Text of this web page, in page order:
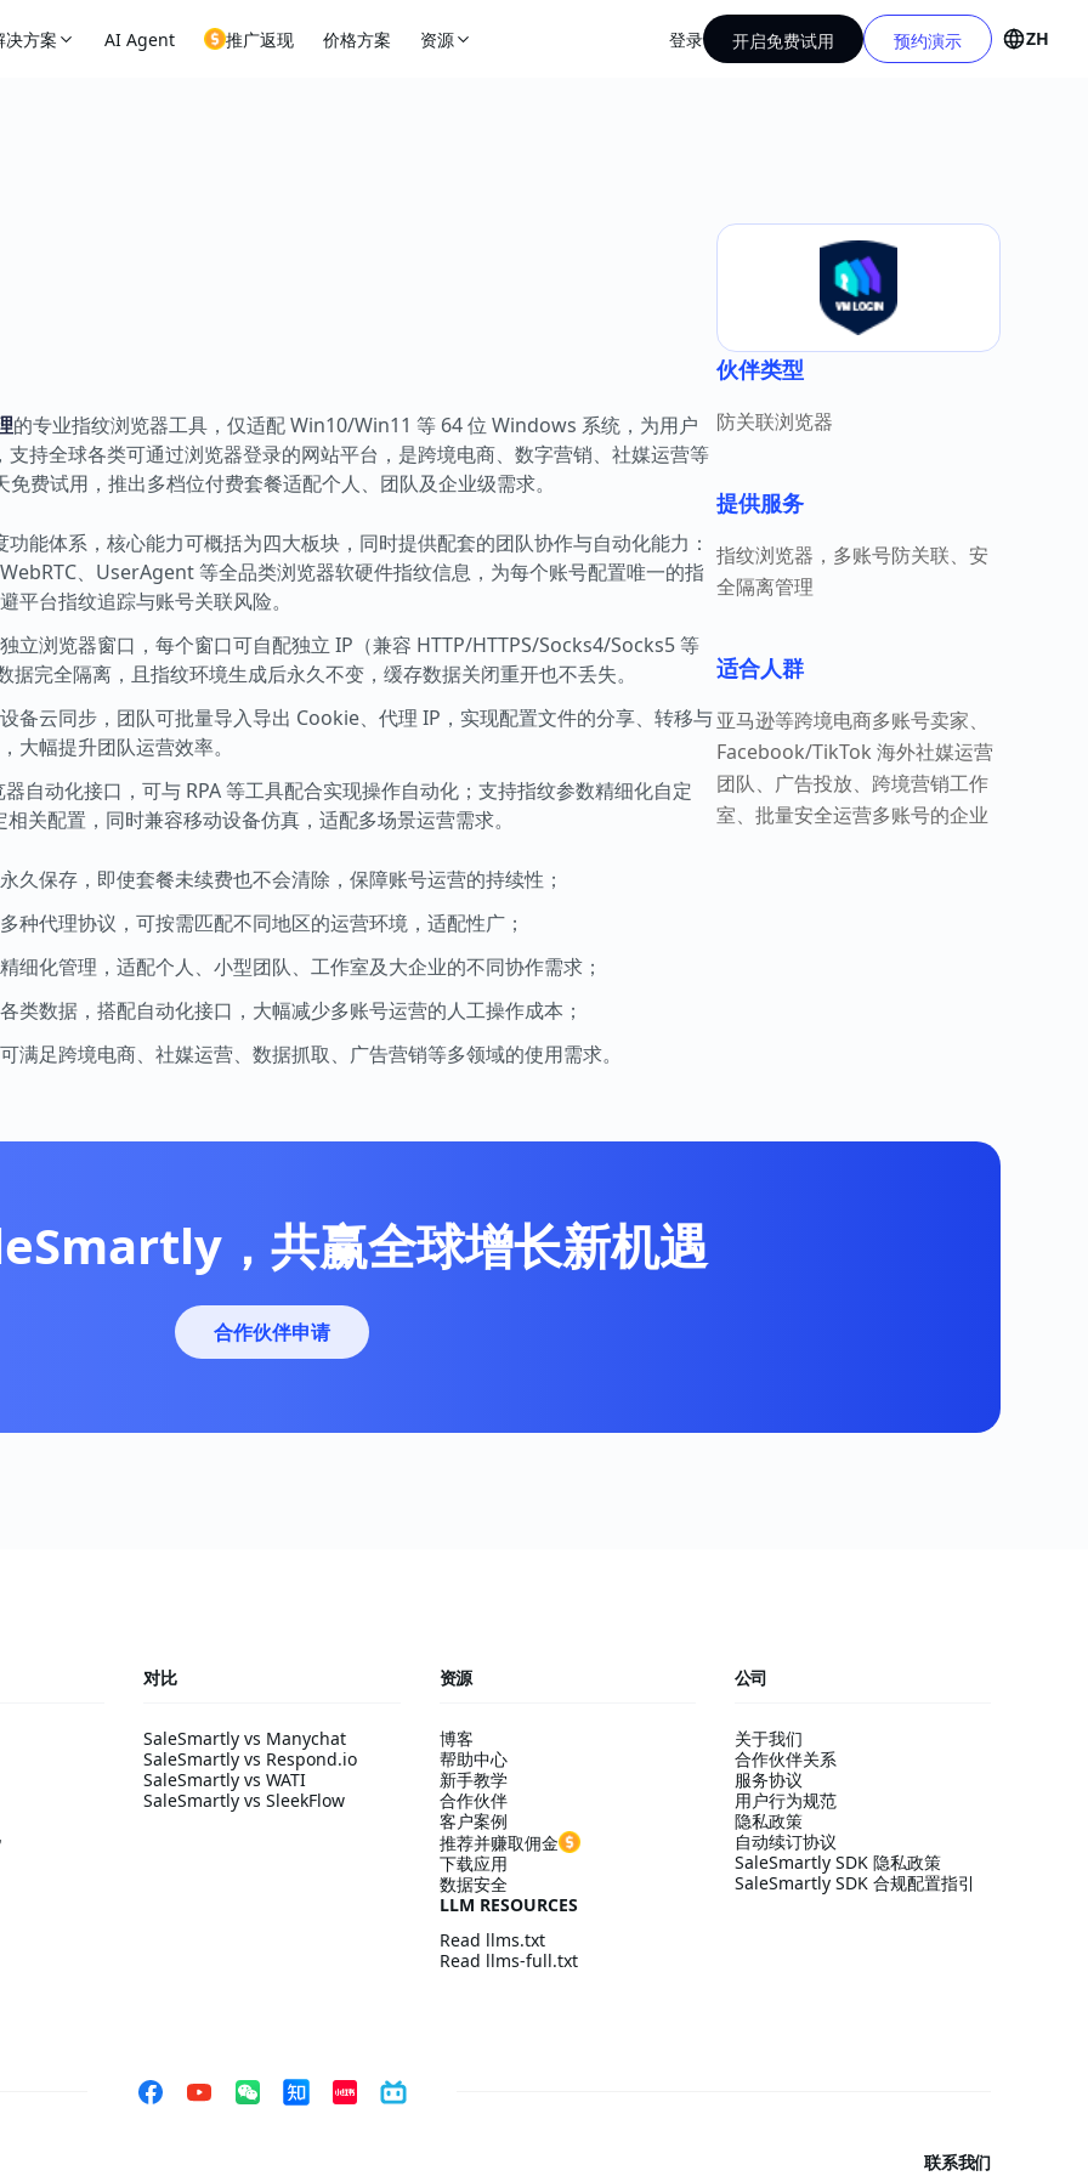
决方案 AI Agent 推广返现 价格方案 资源 登录 开启免费试用 预约演示 ZH
的专业指纹浏览器工具，仅适配 Win10/Win11 等 64 位 Windows 系统，为用户
持全球各类可通过浏览器登录的网站平台，是跨境电商、数字营销、社媒运营等
费试用，推出多档位付费套餐适配个人、团队及企业级需求。
功能体系，核心能力可概括为四大板块，同时提供配套的团队协作与自动化能力：
、UserAgent 等全品类浏览器软硬件指纹信息，为每个账号配置唯一的指
平台指纹追踪与账号关联风险。
立浏览器窗口，每个窗口可自配独立 IP（兼容 HTTP/HTTPS/Socks4/Socks5 等
完全隔离，且指纹环境生成后永久不变，缓存数据关闭重开也不丢失。
备云同步，团队可批量导入导出 Cookie、代理 IP，实现配置文件的分享、转移与
大幅提升团队运营效率。
器自动化接口，可与 RPA 等工具配合实现操作自动化；支持指纹参数精细化自定
关配置，同时兼容移动设备仿真，适配多场景运营需求。
久保存，即使套餐未续费也不会清除，保障账号运营的持续性；
种代理协议，可按需匹配不同地区的运营环境，适配性广；
细化管理，适配个人、小型团队、工作室及大企业的不同协作需求；
类数据，搭配自动化接口，大幅减少多账号运营的人工操作成本；
满足跨境电商、社媒运营、数据抓取、广告营销等多领域的使用需求。
伙伴类型
防关联浏览器
提供服务
指纹浏览器，多账号防关联、安
全隔离管理
适合人群
亚马逊等跨境电商多账号卖家、
Facebook/TikTok 海外社媒运营
团队、广告投放、跨境营销工作
室、批量安全运营多账号的企业
，共赢全球增长新机遇
合作伙伴申请
对比
SaleSmartly vs Manychat
SaleSmartly vs Respond.io
SaleSmartly vs WATI
SaleSmartly vs SleekFlow
资源
博客
帮助中心
新手教学
合作伙伴
客户案例
推荐并赚取佣金
下载应用
数据安全
LLM RESOURCES
Read llms.txt
Read llms-full.txt
公司
关于我们
合作伙伴关系
服务协议
用户行为规范
隐私政策
自动续订协议
SaleSmartly SDK 隐私政策
SaleSmartly SDK 合规配置指引
联系我们